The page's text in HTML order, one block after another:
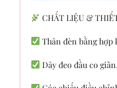
CHẤT LIỆU &
Thân đèn bằng hợp
Dây đeo đầu co